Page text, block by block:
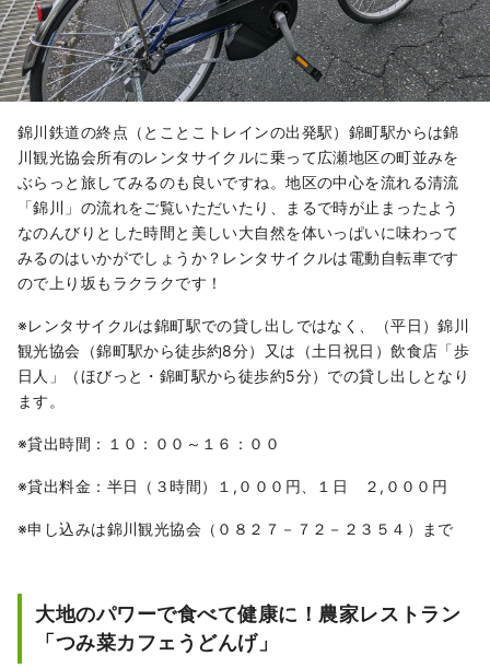
錦川鉄道の終点（とことこトレインの出発駅）錦町駅からは錦
川観光協会所有のレンタサイクルに乗って広瀬地区の町並みを
ぶらっと旅してみるのも良いですね。地区の中心を流れる清流
「錦川」の流れをご覧いただいたり、まるで時が止まったよう
なのんびりとした時間と美しい大自然を体いっぱいに味わって
みるのはいかがでしょうか？レンタサイクルは電動自転車です
ので上り坂もラクラクです！
※レンタサイクルは錦町駅での貸し出しではなく、（平日）錦川
観光協会（錦町駅から徒歩約8分）又は（土日祝日）飲食店「歩
日人」（ほびっと・錦町駅から徒歩約5分）での貸し出しとなり
ます。
※貸出時間：１０：００～１６：００
※貸出料金：半日（３時間）１,０００円、１日 ２,０００円
※申し込みは錦川観光協会（０８２７－７２－２３５４）まで
大地のパワーで食べて健康に！農家レストラン
「つみ菜カフェうどんげ」